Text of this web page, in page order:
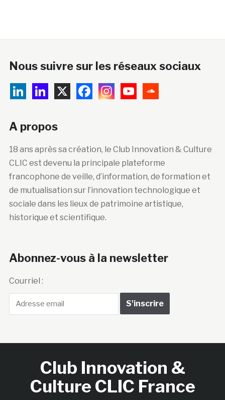
Nous suivre sur les réseaux sociaux
A propos
18 ans après sa création, le Club Innovation & Culture
CLIC est devenu la principale plateforme
francophone de veille, d’information, de formation et
de mutualisation sur l’innovation technologique et
sociale dans les lieux de patrimoine artistique,
historique et scientifique.
Abonnez-vous à la newsletter
Courriel :
Club Innovation &
Culture CLIC France